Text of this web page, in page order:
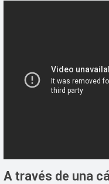
A través de una